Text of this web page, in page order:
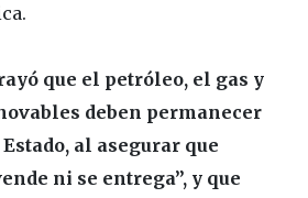
que el petróleo, el gas y
deben permanecer
al asegurar que
ni se entrega”, y que